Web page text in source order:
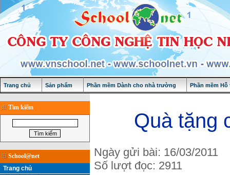
Trang chủ Sản phẩm Phần mềm Dành cho nhà trường Phần mềm
Tìm kiếm
School@net
Trang chủ
Quà tặng
Ngày gửi bài: 16/03/2011
Số lượt đọc: 2911